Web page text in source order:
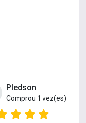
Pledson
Comprou 1 vez(es)